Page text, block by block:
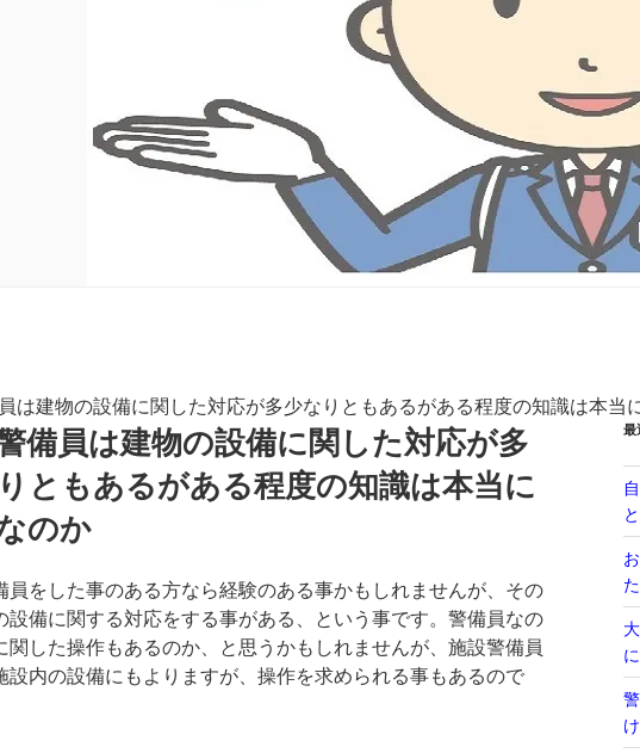
は建物の設備に関した対応が多少なりともあるがある程度の知識は本当
備員は建物の設備に関した対応が多
ともあるがある程度の知識は本当に
のか
員をした事のある方なら経験のある事かもしれませんが、その
設備に関する対応をする事がある、という事です。警備員なの
関した操作もあるのか、と思うかもしれませんが、施設警備員
設内の設備にもよりますが、操作を求められる事もあるので
最